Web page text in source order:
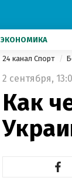
ЭКОНОМИКА
24 канал Спорт
2 сентября,
Как